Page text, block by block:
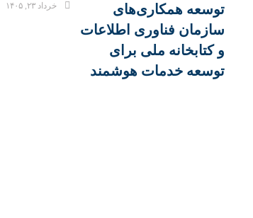
توسعه همکاری‌های
سازمان فناوری اطلاعات
و کتابخانه ملی برای
توسعه خدمات هوشمند
خرداد ۲۳, ۱۴۰۵